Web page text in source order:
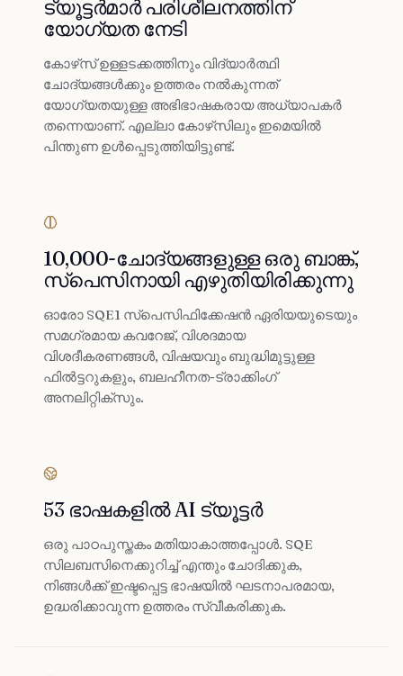
ട്യൂട്ടർമാർ പരിശീലനത്തിന്
യോഗ്യത നേടി
കോഴ്‌സ് ഉള്ളടക്കത്തിനും വിദ്യാർത്ഥി
ചോദ്യങ്ങൾക്കും ഉത്തരം നൽകുന്നത്
യോഗ്യതയുള്ള അഭിഭാഷകരായ അധ്യാപകർ
തന്നെയാണ്. എല്ലാ കോഴ്‌സിലും ഇമെയിൽ
പിന്തുണ ഉൾപ്പെടുത്തിയിട്ടുണ്ട്.
10,000-ചോദ്യങ്ങളുള്ള ഒരു ബാങ്ക്,
സ്‌പെസിനായി എഴുതിയിരിക്കുന്നു
ഓരോ SQE1 സ്പെസിഫിക്കേഷൻ ഏരിയയുടെയും
സമഗ്രമായ കവറേജ്, വിശദമായ
വിശദീകരണങ്ങൾ, വിഷയവും ബുദ്ധിമുട്ടുള്ള
ഫിൽട്ടറുകളും, ബലഹീനത-ട്രാക്കിംഗ്
അനലിറ്റിക്സും.
53 ഭാഷകളിൽ AI ട്യൂട്ടർ
ഒരു പാഠപുസ്തകം മതിയാകാത്തപ്പോൾ. SQE
സിലബസിനെക്കുറിച്ച് എന്തും ചോദിക്കുക,
നിങ്ങൾക്ക് ഇഷ്ടപ്പെട്ട ഭാഷയിൽ ഘടനാപരമായ,
ഉദ്ധരിക്കാവുന്ന ഉത്തരം സ്വീകരിക്കുക.